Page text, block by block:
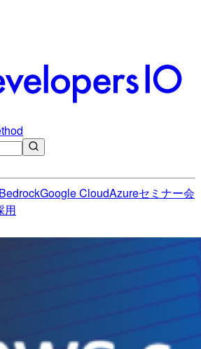
BedrockGoogle CloudAzureセミナー会
用